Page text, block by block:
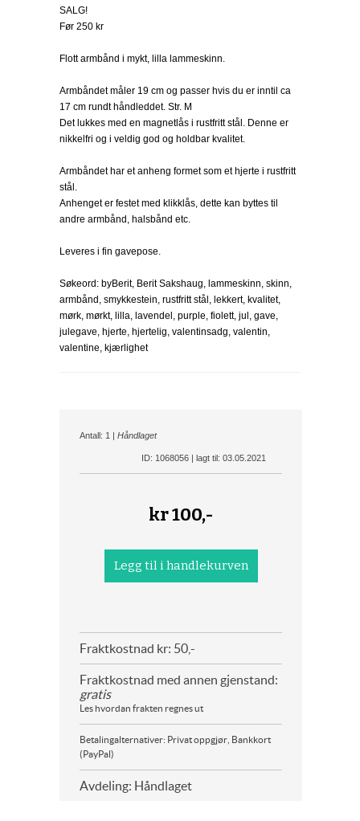
SALG!
Før 250 kr
Flott armbånd i mykt, lilla lammeskinn.
Armbåndet måler 19 cm og passer hvis du er inntil ca
17 cm rundt håndleddet. Str. M
Det lukkes med en magnetlås i rustfritt stål. Denne er
nikkelfri og i veldig god og holdbar kvalitet.
Armbåndet har et anheng formet som et hjerte i rustfritt
stål.
Anhenget er festet med klikklås, dette kan byttes til
andre armbånd, halsbånd etc.
Leveres i fin gavepose.
Søkeord: byBerit, Berit Sakshaug, lammeskinn, skinn,
armbånd, smykkestein, rustfritt stål, lekkert, kvalitet,
mørk, mørkt, lilla, lavendel, purple, fiolett, jul, gave,
julegave, hjerte, hjertelig, valentinsadg, valentin,
valentine, kjærlighet
Antall: 1 | Håndlaget
ID: 1068056 | lagt til: 03.05.2021
kr100,-
Fraktkostnad kr: 50,-
Fraktkostnad med annen gjenstand:
gratis
Les hvordan frakten regnes ut
Betalingalternativer: Privat oppgjør, Bankkort
(PayPal)
Avdeling: Håndlaget